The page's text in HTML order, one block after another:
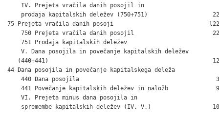
    IV. Prejeta vračila danih posojil in
prodaja kapitalskih deležev (750+751)
75 Prejeta vračila danih posoji
750 Prejeta vračila danih posojil
751 Prodaja kapitalskih deležev
    V. Dana posojila in povečanje kapitalskih deležev
(440+441)
44 Dana posojila in povečanje kapitalskega deleža
440 Dana posojila
441 Povečanje kapitalskih deležev in naložb
    VI. Prejeta minus dana posojila in
spremembe kapitalskih deležev (IV.-V.)